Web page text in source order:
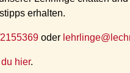
erhalten.
oder
hier.